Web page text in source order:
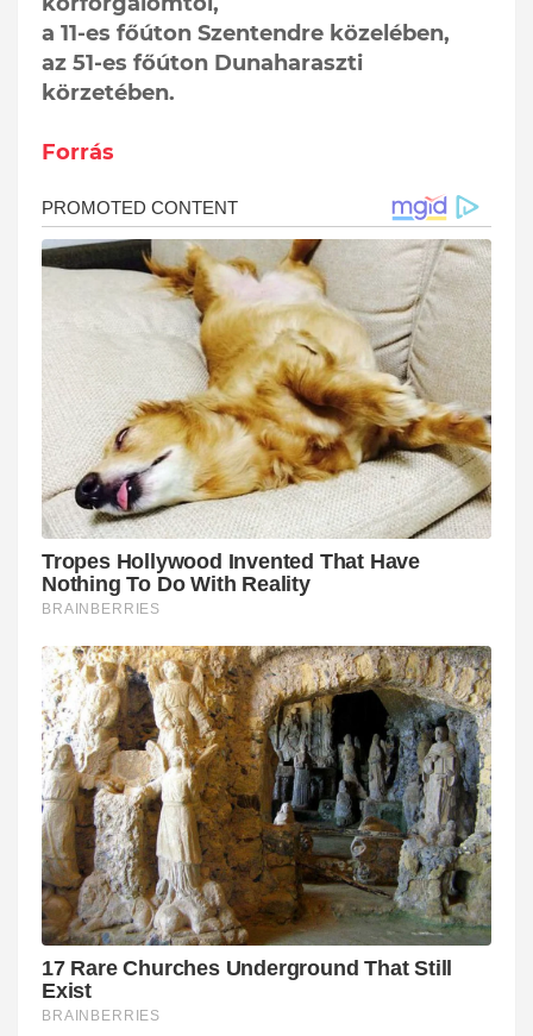
a 11-es főúton Szentendre közelében,
az 51-es főúton Dunaharaszti
körzetében.
Forrás